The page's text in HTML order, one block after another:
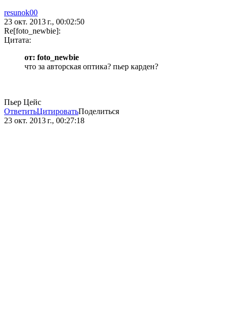
resunok00
23 окт. 2013 г., 00:02:50
Re[foto_newbie]:
Цитата:
от: foto_newbie
что за авторская оптика? пьер карден?
Пьер Цейс
ОтветитьЦитироватьПоделиться
23 окт. 2013 г., 00:27:18